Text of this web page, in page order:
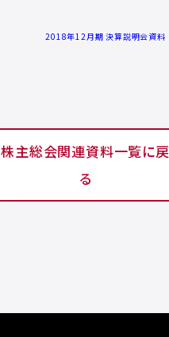
2018年12月期 決算説明会資料
株主総会関連資料一覧に戻
る